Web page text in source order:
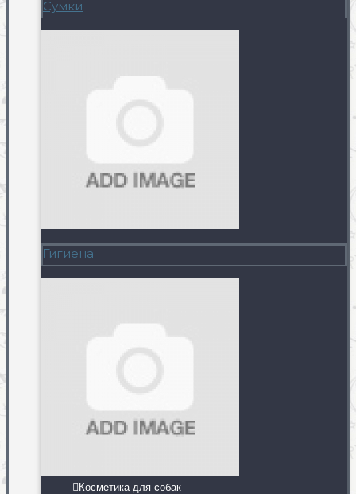
Сумки
Гигиена
Косметика для собак